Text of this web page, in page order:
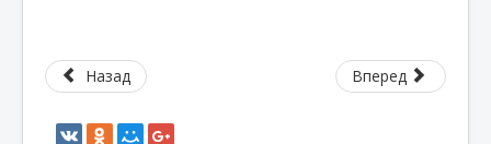
Назад Вперед